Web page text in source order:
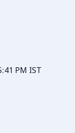
PM IST